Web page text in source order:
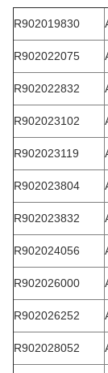
R902019830
R902022075
R902022832
R902023102
R902023119
R902023804
R902023832
R902024056
R902026000
R902026252
R902028052